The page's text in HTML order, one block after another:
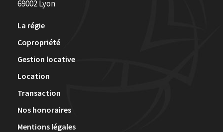
69002 Lyon
La régie
Copropriété
Gestion locative
Location
Transaction
Nos honoraires
Mentions légales